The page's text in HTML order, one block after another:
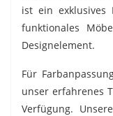
ist ein exklusives
funktionales
Designelement.
Für
unser erfahrenes
Verfügung.